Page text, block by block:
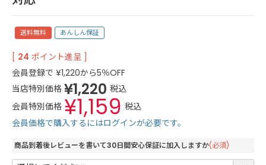
送料無料 あんしん保証
[ 24 ポイント進呈 ]
会員登録で ¥1,220から5％OFF
当店特別価格 ¥1,220 税込
会員特別価格 ¥1,159 税込
会員価格で購入するにはログインが必要です。
商品到着後レビューを書いて30日間安心保証に加入しますか(必須)